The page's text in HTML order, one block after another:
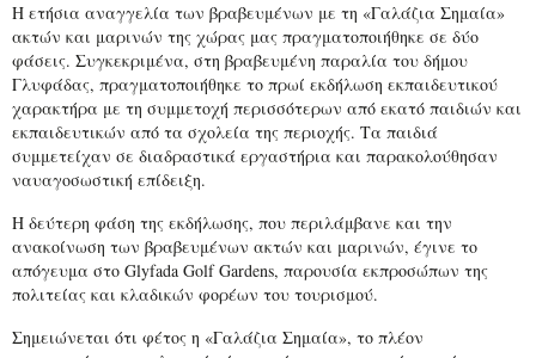
Η ετήσια αναγγελία των βραβευμένων με τη «Γαλάζια Σημαία»
ακτών και μαρινών της χώρας μας πραγματοποιήθηκε σε δύο
φάσεις. Συγκεκριμένα, στη βραβευμένη παραλία του δήμου
Γλυφάδας, πραγματοποιήθηκε το πρωί εκδήλωση εκπαιδευτικού
χαρακτήρα με τη συμμετοχή περισσότερων από εκατό παιδιών και
εκπαιδευτικών από τα σχολεία της περιοχής. Τα παιδιά
συμμετείχαν σε διαδραστικά εργαστήρια και παρακολούθησαν
ναυαγοσωστική επίδειξη.
Η δεύτερη φάση της εκδήλωσης, που περιλάμβανε και την
ανακοίνωση των βραβευμένων ακτών και μαρινών, έγινε το
απόγευμα στο Glyfada Golf Gardens, παρουσία εκπροσώπων της
πολιτείας και κλαδικών φορέων του τουρισμού.
Σημειώνεται ότι φέτος η «Γαλάζια Σημαία», το πλέον